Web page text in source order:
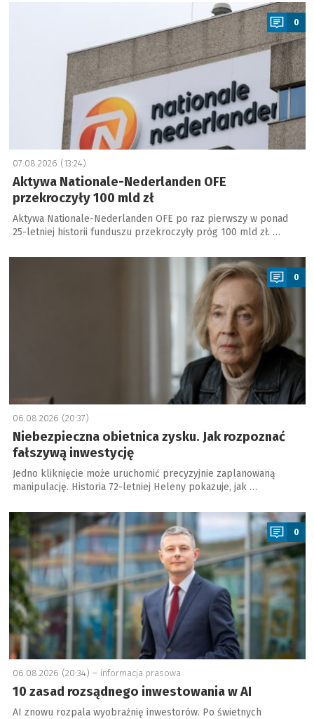
0
07.08.2026 (13:24)
Aktywa Nationale-Nederlanden OFE
przekroczyły 100 mld zł
Aktywa Nationale-Nederlanden OFE po raz pierwszy w ponad
25-letniej historii funduszu przekroczyły próg 100 mld zł. …
a
0
06.08.2026 (20:37)
Niebezpieczna obietnica zysku. Jak rozpoznać
fałszywą inwestycję
Jedno kliknięcie może uruchomić precyzyjnie zaplanowaną
manipulację. Historia 72-letniej Heleny pokazuje, jak …
a
0
06.08.2026 (20:34) – informacja prasowa
10 zasad rozsądnego inwestowania w AI
AI znowu rozpala wyobraźnię inwestorów. Po świetnych